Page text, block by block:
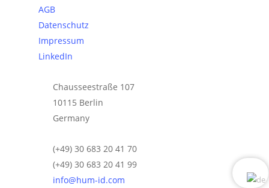
AGB
Datenschutz
Impressum
LinkedIn
Chausseestraße 107
10115 Berlin
Germany
(+49) 30 683 20 41 70
(+49) 30 683 20 41 99
info@hum-id.com